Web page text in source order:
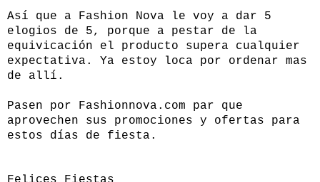
Así que a Fashion Nova le voy a dar 5
elogios de 5, porque a pestar de la
equivicación el producto supera cualquier
expectativa. Ya estoy loca por ordenar mas
de allí.
Pasen por Fashionnova.com par que
aprovechen sus promociones y ofertas para
estos días de fiesta.